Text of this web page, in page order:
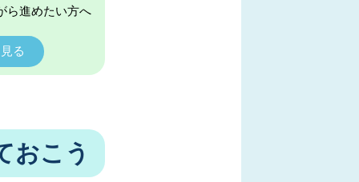
ら進めたい方へ
る
おこう